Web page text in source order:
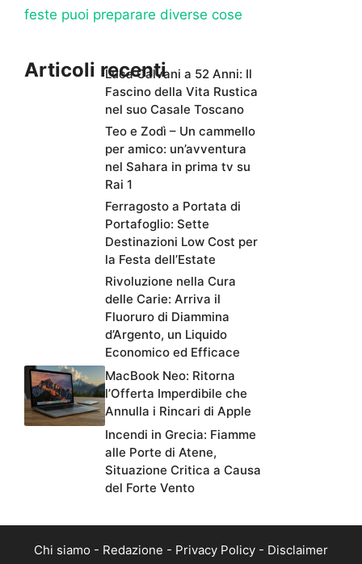
feste puoi preparare diverse cose
Articoli recentiLuca Calvani a 52 Anni: Il
Fascino della Vita Rustica
nel suo Casale Toscano
Teo e Zodì – Un cammello
per amico: un’avventura
nel Sahara in prima tv su
Rai 1
Ferragosto a Portata di
Portafoglio: Sette
Destinazioni Low Cost per
la Festa dell’Estate
Rivoluzione nella Cura
delle Carie: Arriva il
Fluoruro di Diammina
d’Argento, un Liquido
Economico ed Efficace
MacBook Neo: Ritorna
l’Offerta Imperdibile che
Annulla i Rincari di Apple
Incendi in Grecia: Fiamme
alle Porte di Atene,
Situazione Critica a Causa
del Forte Vento
Chi siamo - Redazione - Privacy Policy - Disclaimer